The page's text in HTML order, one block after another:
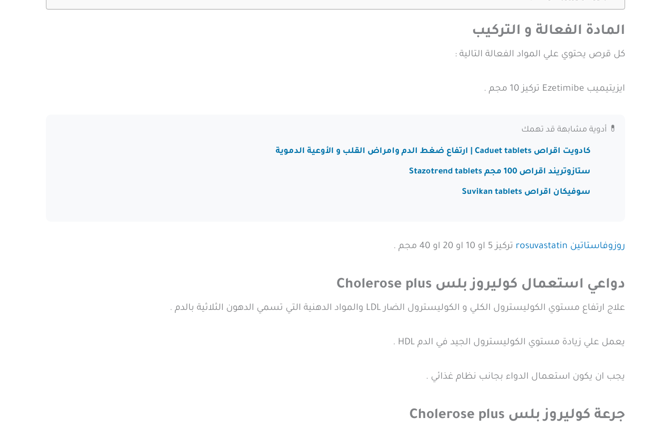
المادة الفعالة و التركيب
كل قرص يحتوي علي المواد الفعالة التالية :
ايزيتيميب Ezetimibe تركيز 10 مجم .
💊 أدوية مشابهة قد تهمك
كادويت اقراص Caduet tablets | ارتفاع ضغط الدم وامراض القلب و الأوعية الدموية
ستازوتريند اقراص 100 مجم Stazotrend tablets
سوفيكان اقراص Suvikan tablets
روزوفاستاتين rosuvastatin تركيز 5 او 10 او 20 او 40 مجم .
دواعي استعمال كوليروز بلس Cholerose plus
علاج ارتفاع مستوي الكوليسترول الكلي و الكوليسترول الضار LDL والمواد الدهنية التي تسمي الدهون الثلاثية بالدم .
يعمل علي زيادة مستوي الكوليسترول الجيد في الدم HDL .
يجب ان يكون استعمال الدواء بجانب نظام غذائي .
جرعة كوليروز بلس Cholerose plus